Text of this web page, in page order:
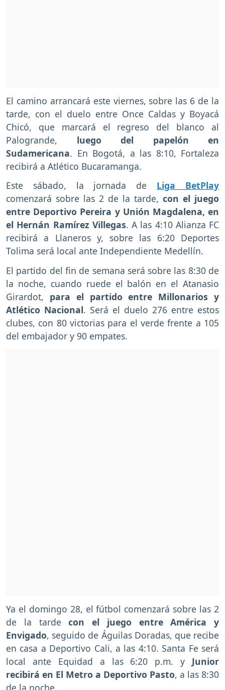
El camino arrancará este viernes, sobre las 6 de la
tarde, con el duelo entre Once Caldas y Boyacá
Chicó, que marcará el regreso del blanco al
Palogrande, luego del papelón en
Sudamericana. En Bogotá, a las 8:10, Fortaleza
recibirá a Atlético Bucaramanga.
Este sábado, la jornada de Liga BetPlay
comenzará sobre las 2 de la tarde, con el juego
entre Deportivo Pereira y Unión Magdalena, en
el Hernán Ramírez Villegas. A las 4:10 Alianza FC
recibirá a Llaneros y, sobre las 6:20 Deportes
Tolima será local ante Independiente Medellín.
El partido del fin de semana será sobre las 8:30 de
la noche, cuando ruede el balón en el Atanasio
Girardot, para el partido entre Millonarios y
Atlético Nacional. Será el duelo 276 entre estos
clubes, con 80 victorias para el verde frente a 105
del embajador y 90 empates.
Ya el domingo 28, el fútbol comenzará sobre las 2
de la tardecon el juego entre América y
Envigado, seguido de Águilas Doradas, que recibe
en casa a Deportivo Cali, a las 4:10. Santa Fe será
local ante Equidad a las 6:20 p.m. y Junior
recibirá en El Metro a Deportivo Pasto, a las 8:30
de la noche.